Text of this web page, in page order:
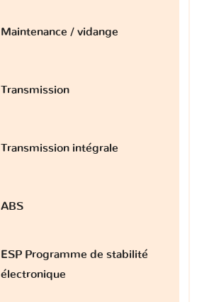
Maintenance / vidange
Transmission
Transmission intégrale
ABS
ESP Programme de stabilité
électronique